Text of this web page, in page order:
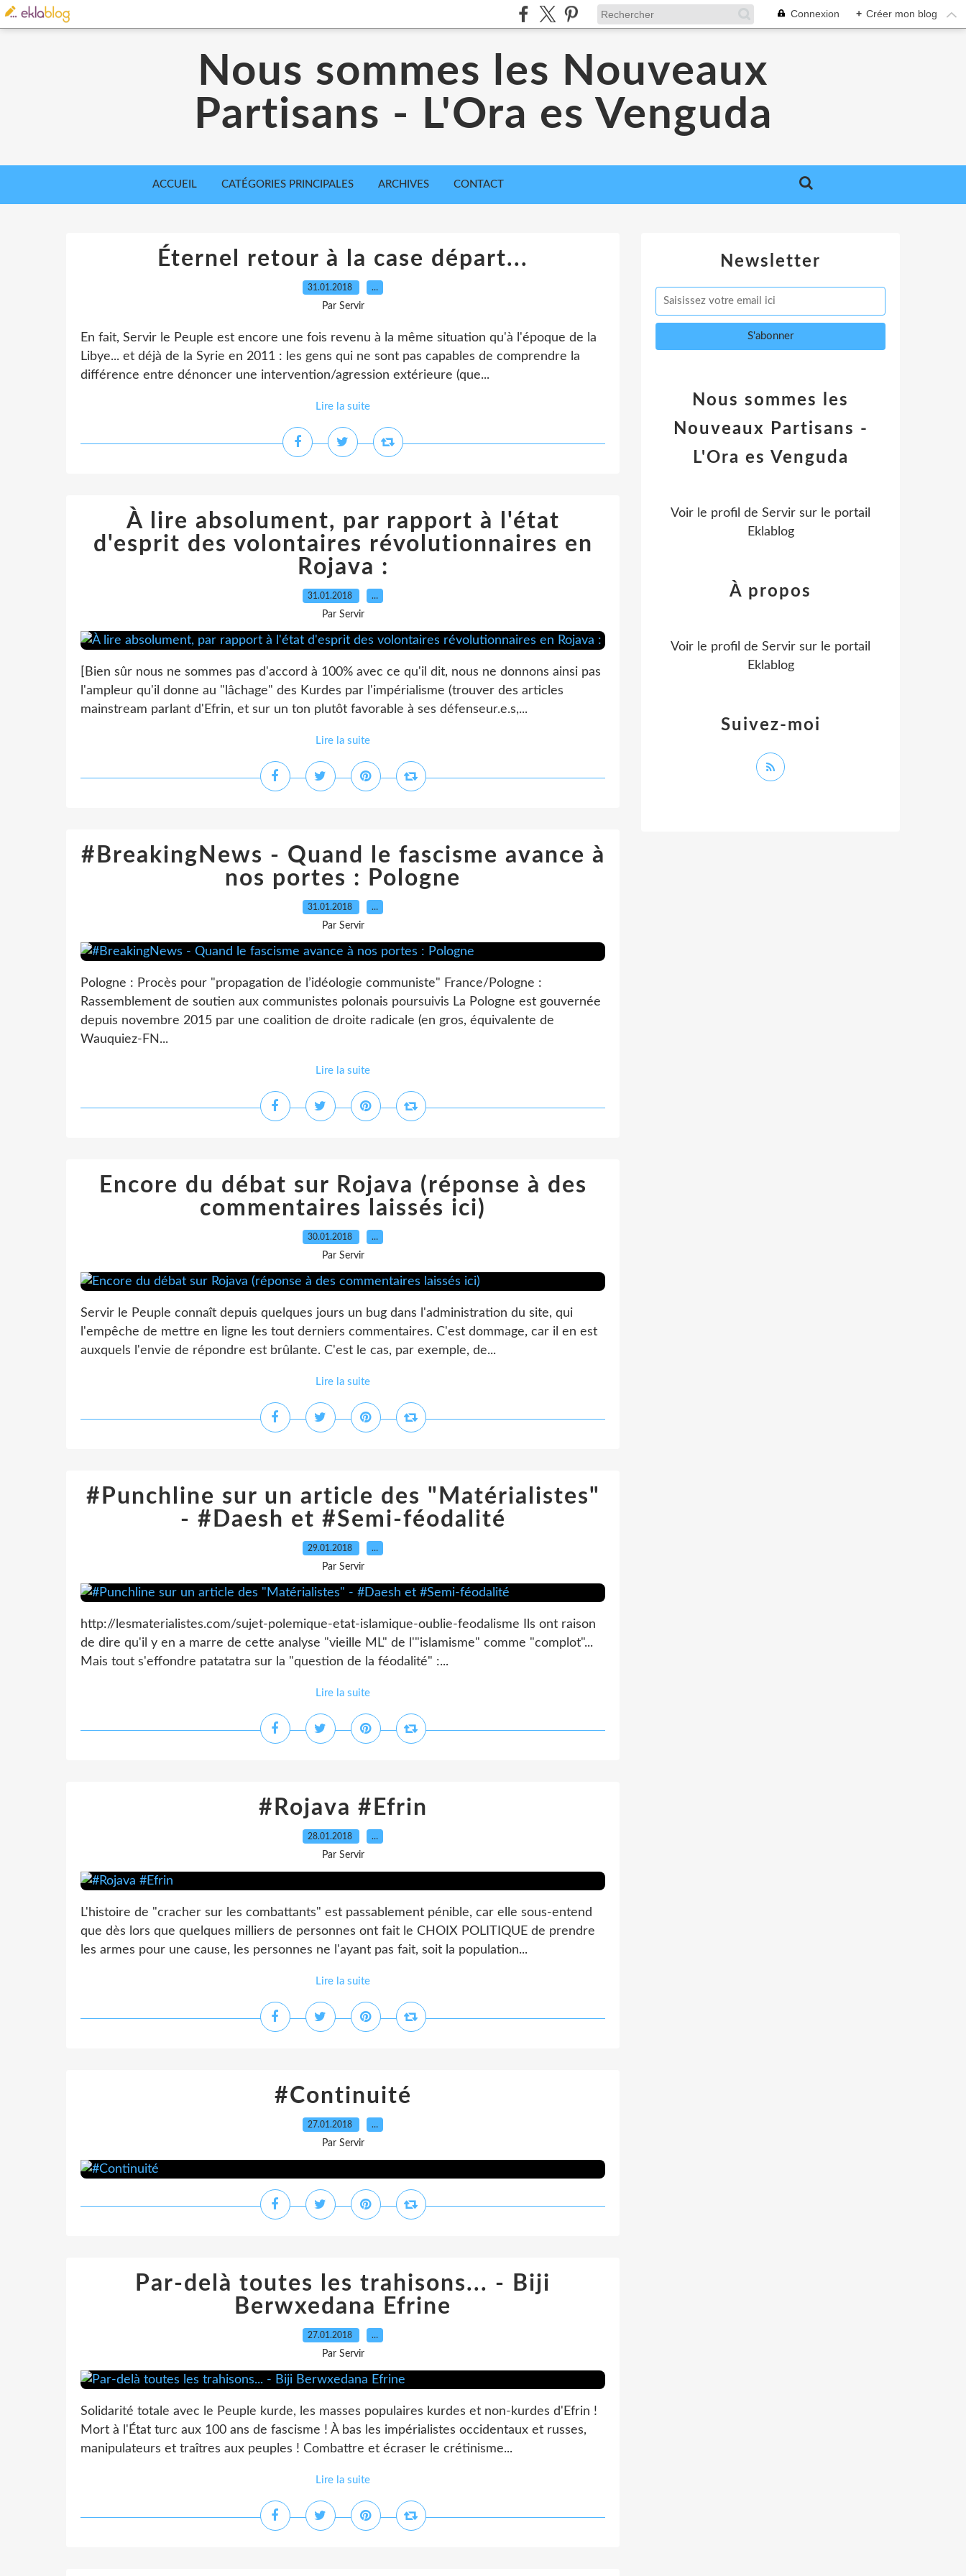
Connexion + Créer mon blog
Nous sommes les Nouveaux
Partisans - L'Ora es Venguda
ACCUEIL CATÉGORIES PRINCIPALES ARCHIVES CONTACT
Éternel retour à la case départ...
31.01.2018 …
Par Servir
En fait, Servir le Peuple est encore une fois revenu à la même situation qu'à l'époque de la
Libye... et déjà de la Syrie en 2011 : les gens qui ne sont pas capables de comprendre la
différence entre dénoncer une intervention/agression extérieure (que...
Lire la suite
À lire absolument, par rapport à l'état
d'esprit des volontaires révolutionnaires en
Rojava :
31.01.2018 …
Par Servir
[Bien sûr nous ne sommes pas d'accord à 100% avec ce qu'il dit, nous ne donnons ainsi pas
l'ampleur qu'il donne au "lâchage" des Kurdes par l'impérialisme (trouver des articles
mainstream parlant d'Efrin, et sur un ton plutôt favorable à ses défenseur.e.s,...
Lire la suite
#BreakingNews - Quand le fascisme avance à
nos portes : Pologne
31.01.2018 …
Par Servir
Pologne : Procès pour "propagation de l’idéologie communiste" France/Pologne :
Rassemblement de soutien aux communistes polonais poursuivis La Pologne est gouvernée
depuis novembre 2015 par une coalition de droite radicale (en gros, équivalente de
Wauquiez-FN...
Lire la suite
Encore du débat sur Rojava (réponse à des
commentaires laissés ici)
30.01.2018 …
Par Servir
Servir le Peuple connaît depuis quelques jours un bug dans l'administration du site, qui
l'empêche de mettre en ligne les tout derniers commentaires. C'est dommage, car il en est
auxquels l'envie de répondre est brûlante. C'est le cas, par exemple, de...
Lire la suite
#Punchline sur un article des "Matérialistes"
- #Daesh et #Semi-féodalité
29.01.2018 …
Par Servir
http://lesmaterialistes.com/sujet-polemique-etat-islamique-oublie-feodalisme Ils ont raison
de dire qu'il y en a marre de cette analyse "vieille ML" de l'"islamisme" comme "complot"...
Mais tout s'effondre patatatra sur la "question de la féodalité" :...
Lire la suite
#Rojava #Efrin
28.01.2018 …
Par Servir
L'histoire de "cracher sur les combattants" est passablement pénible, car elle sous-entend
que dès lors que quelques milliers de personnes ont fait le CHOIX POLITIQUE de prendre
les armes pour une cause, les personnes ne l'ayant pas fait, soit la population...
Lire la suite
#Continuité
27.01.2018 …
Par Servir
Par-delà toutes les trahisons... - Biji
Berwxedana Efrine
27.01.2018 …
Par Servir
Solidarité totale avec le Peuple kurde, les masses populaires kurdes et non-kurdes d'Efrin !
Mort à l'État turc aux 100 ans de fascisme ! À bas les impérialistes occidentaux et russes,
manipulateurs et traîtres aux peuples ! Combattre et écraser le crétinisme...
Lire la suite
Newsletter
Nous sommes les
Nouveaux Partisans -
L'Ora es Venguda
Voir le profil de Servir sur le portail
Eklablog
Suivez-moi
À propos
Voir le profil de Servir sur le portail
Eklablog